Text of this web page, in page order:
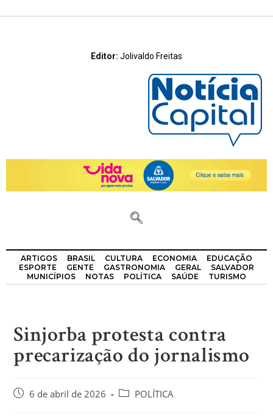
Editor: Jolivaldo Freitas
ARTIGOS BRASIL CULTURA ECONOMIA
EDUCAÇÃO
ESPORTE
GENTE GASTRONOMIA GERAL
SALVADOR
MUNICÍPIOS
NOTAS POLÍTICA SAÚDE TURISMO
Sinjorba protesta contra
precarização do jornalismo
6 de abril de 2026 POLÍTICA